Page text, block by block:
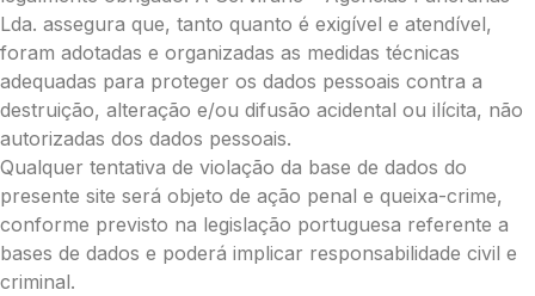
Lda. assegura que, tanto quanto é exigível e atendível,
foram adotadas e organizadas as medidas técnicas
adequadas para proteger os dados pessoais contra a
destruição, alteração e/ou difusão acidental ou ilícita, não
autorizadas dos dados pessoais.
Qualquer tentativa de violação da base de dados do
presente site será objeto de ação penal e queixa-crime,
conforme previsto na legislação portuguesa referente a
bases de dados e poderá implicar responsabilidade civil e
criminal.